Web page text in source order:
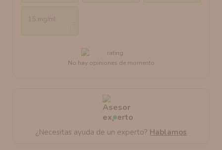
15 mg/ml
No hay opiniones de momento
¿Necesitas ayuda de un experto? Hablamos